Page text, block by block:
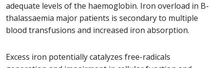
adequate levels of the haemoglobin. Iron overload in B-
thalassaemia major patients is secondary to multiple
blood transfusions and increased iron absorption.
Excess iron potentially catalyzes free-radicals